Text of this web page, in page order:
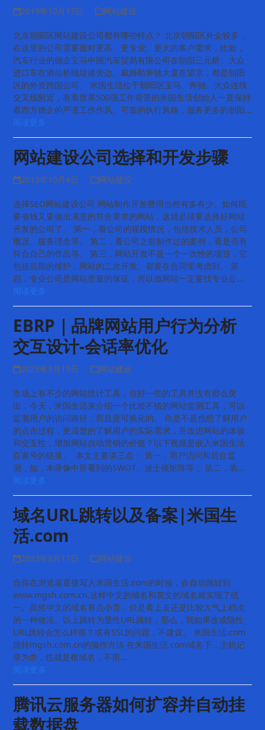
2019年10月17日 网站建设
北京朝阳区网站建设公司都有哪些特点？ 北京朝阳区外企较多，
在这里的公司需要面对更高、更专业、更大的客户需求，比如，
汽车行业的德企宝马中国汽车贸易有限公司在朝阳三元桥、大众
进口车在酒仙桥颐堤港旁边、戴姆勒奔驰大厦在望京，都是朝阳
区的外资跨国公司。 米国生活位于朝阳区宝马、奔驰、大众连线
交叉线附近，有着世界500强工作背景的米国生活创始人一直保持
着西方德企的严谨工作作风、可靠的执行风格，服务更多的朝阳…
阅读更多
网站建设公司选择和开发步骤
2013年10月4日 网站建设
选择SEO网站建设公司 网站制作开发费用当然有多有少。如何既
要省钱又要做出满意的符合要求的网站，这就必须要选择好网站
开发的公司了。 第一，看公司的规模情况，包括技术人员，公司
概况，服务理念等。 第二，看公司之前制作过的案例，看是否有
符合自己的作品等。 第三，网站开发不是一个一次性的项目，它
包括后期的维护，网站的二次开发。都要在合同里考虑到。 第
四，专业公司是网站质量的保证，所以做网站一定要找专业公…
阅读更多
EBRP｜品牌网站用户行为分析
交互设计-会话率优化
2023年9月15日 网站建设
市场上有不少的网站统计工具，但好一些的工具并没有那么突
出，今天，米国生活来介绍一个比较不错的网站监测工具，可以
监测用户的访问路径，而且是可视化的。 你是不是也想了解用户
的点击过程，更清楚的了解用户的实际需求，并改进网站的体验
和交互性，增加网站自动营销的价值？以下视频是嵌入米国生活
百家号的链接。 本文主要讲三点： 第一，用户访问和后台监
测，如，本录像中所看到的SWOT、波士顿矩阵等； 第二，表…
阅读更多
域名URL跳转以及备案|米国生
活.com
2023年8月17日 网站建设
当你在浏览器直接写入米国生活.com的时候，会自动跳转到
www.mgsh.com.cn.这样中文的域名和英文的域名就实现了统
一。虽然中文的域名有点小贵，但是看上去还是比较大气上档次
的一种做法。以上跳转为显性URL跳转，那么，我如果改成隐性
URL跳转会怎么样呢？或有SSL的问题，不建议。 米国生活.com
跳转mgsh.com.cn的操作方法 在米国生活.com域名下，主机记
录为@，也就是根域名，不用…
阅读更多
腾讯云服务器如何扩容并自动挂
载数据盘